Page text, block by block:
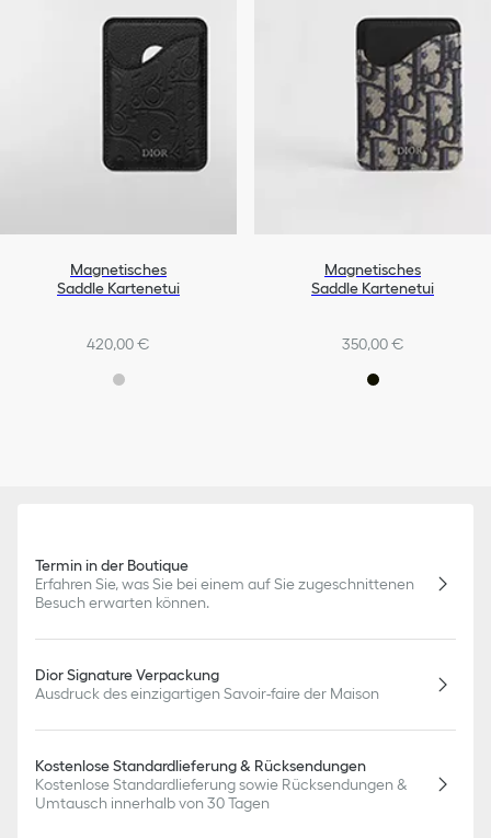
Magnetisches
Saddle Kartenetui
420,00 €
Magnetisches
Saddle Kartenetui
350,00 €
Termin in der Boutique
Erfahren Sie, was Sie bei einem auf Sie zugeschnittenen
Besuch erwarten können.
Dior Signature Verpackung
Ausdruck des einzigartigen Savoir-faire der Maison
Kostenlose Standardlieferung & Rücksendungen
Kostenlose Standardlieferung sowie Rücksendungen &
Umtausch innerhalb von 30 Tagen